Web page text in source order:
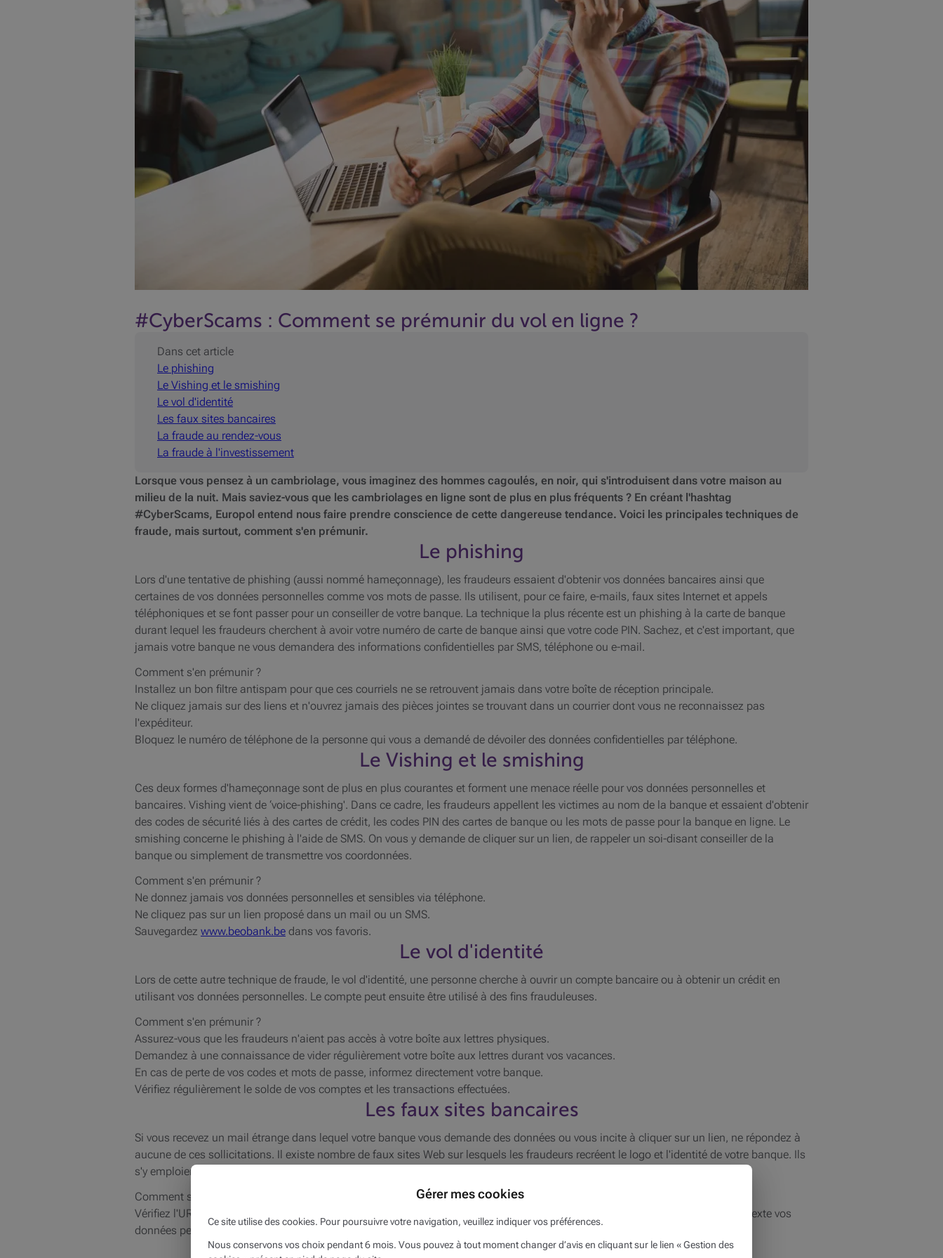
#CyberScams : Comment se prémunir du vol en ligne ?
Dans cet article
Le phishing
Le Vishing et le smishing
Le vol d'identité
Les faux sites bancaires
La fraude au rendez-vous
La fraude à l'investissement
Lorsque vous pensez à un cambriolage, vous imaginez des hommes cagoulés, en noir, qui s'introduisent dans votre maison au
milieu de la nuit. Mais saviez-vous que les cambriolages en ligne sont de plus en plus fréquents ? En créant l'hashtag
#CyberScams, Europol entend nous faire prendre conscience de cette dangereuse tendance. Voici les principales techniques de
fraude, mais surtout, comment s'en prémunir.
Le phishing
Lors d'une tentative de phishing (aussi nommé hameçonnage), les fraudeurs essaient d'obtenir vos données bancaires ainsi que
certaines de vos données personnelles comme vos mots de passe. Ils utilisent, pour ce faire, e-mails, faux sites Internet et appels
téléphoniques et se font passer pour un conseiller de votre banque. La technique la plus récente est un phishing à la carte de banque
durant lequel les fraudeurs cherchent à avoir votre numéro de carte de banque ainsi que votre code PIN. Sachez, et c'est important, que
jamais votre banque ne vous demandera des informations confidentielles par SMS, téléphone ou e-mail.
Comment s'en prémunir ?
Installez un bon filtre antispam pour que ces courriels ne se retrouvent jamais dans votre boîte de réception principale.
Ne cliquez jamais sur des liens et n'ouvrez jamais des pièces jointes se trouvant dans un courrier dont vous ne reconnaissez pas
l'expéditeur.
Bloquez le numéro de téléphone de la personne qui vous a demandé de dévoiler des données confidentielles par téléphone.
Le Vishing et le smishing
Ces deux formes d'hameçonnage sont de plus en plus courantes et forment une menace réelle pour vos données personnelles et
bancaires. Vishing vient de ‘voice-phishing'. Dans ce cadre, les fraudeurs appellent les victimes au nom de la banque et essaient d'obtenir
des codes de sécurité liés à des cartes de crédit, les codes PIN des cartes de banque ou les mots de passe pour la banque en ligne. Le
smishing concerne le phishing à l'aide de SMS. On vous y demande de cliquer sur un lien, de rappeler un soi-disant conseiller de la
banque ou simplement de transmettre vos coordonnées.
Comment s'en prémunir ?
Ne donnez jamais vos données personnelles et sensibles via téléphone.
Ne cliquez pas sur un lien proposé dans un mail ou un SMS.
Sauvegardez www.beobank.be dans vos favoris.
Le vol d'identité
Lors de cette autre technique de fraude, le vol d'identité, une personne cherche à ouvrir un compte bancaire ou à obtenir un crédit en
utilisant vos données personnelles. Le compte peut ensuite être utilisé à des fins frauduleuses.
Comment s'en prémunir ?
Assurez-vous que les fraudeurs n'aient pas accès à votre boîte aux lettres physiques.
Demandez à une connaissance de vider régulièrement votre boîte aux lettres durant vos vacances.
En cas de perte de vos codes et mots de passe, informez directement votre banque.
Vérifiez régulièrement le solde de vos comptes et les transactions effectuées.
Les faux sites bancaires
Si vous recevez un mail étrange dans lequel votre banque vous demande des données ou vous incite à cliquer sur un lien, ne répondez à
aucune de ces sollicitations. Il existe nombre de faux sites Web sur lesquels les fraudeurs recréent le logo et l'identité de votre banque. Ils
s'y emploient à vous convaincre d'y introduire vos données personnelles.
Comment s'en prémunir ?
Vérifiez l'URL de la page visitée. Le ‘s' de ‘https' signifie ‘sécurisé'. Si vous ne voyez pas celui-ci, n'y introduisez sous aucun prétexte vos
données personnelles et prenez contact immédiatement avec votre banque ou la police.
La fraude au rendez-vous
Gérer mes cookies
Ce site utilise des cookies. Pour poursuivre votre navigation, veuillez indiquer vos préférences.
Nous conservons vos choix pendant 6 mois. Vous pouvez à tout moment changer d’avis en cliquant sur le lien « Gestion des